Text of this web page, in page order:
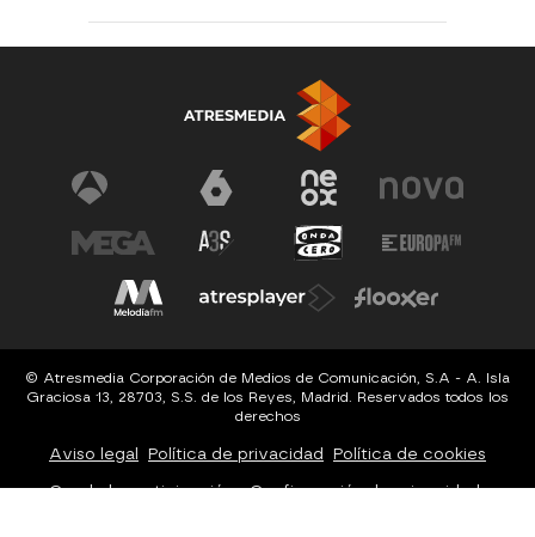
© Atresmedia Corporación de Medios de Comunicación, S.A - A. Isla
Graciosa 13, 28703, S.S. de los Reyes, Madrid. Reservados todos los
derechos
Aviso legal Política de privacidad Política de cookies
Cond. de participación Configuración de privacidad